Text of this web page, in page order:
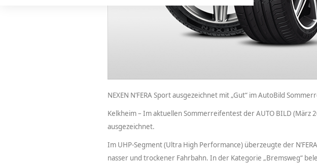
NEXEN N’FERA Sport ausgezeichnet mit „Gut“ im AutoBild
Kelkheim – Im aktuellen Sommerreifentest der AUTO BILD (März
ausgezeichnet.
Im UHP-Segment (Ultra High Performance) überzeugte der
nasser und trockener Fahrbahn. In der Kategorie „Bremsweg“